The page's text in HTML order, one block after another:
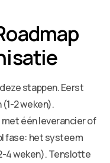
stappen. Eerst
2 weken).
één leverancier of
fase: het systeem
4 weken). Tenslotte